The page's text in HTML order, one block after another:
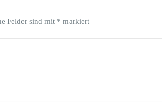
Felder sind mit * markiert